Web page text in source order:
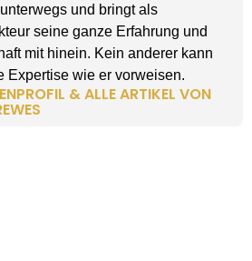
und bringt als
seine ganze Erfahrung und
mit hinein. Kein anderer kann
Expertise wie er vorweisen.
& ALLE ARTIKEL VON